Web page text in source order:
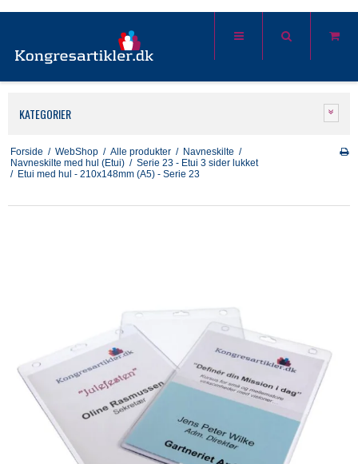
KATEGORIER
Forside / WebShop / Alle produkter / Navneskilte /
Navneskilte med hul (Etui) / Serie 23 - Etui 3 sider lukket
/ Etui med hul - 210x148mm (A5) - Serie 23